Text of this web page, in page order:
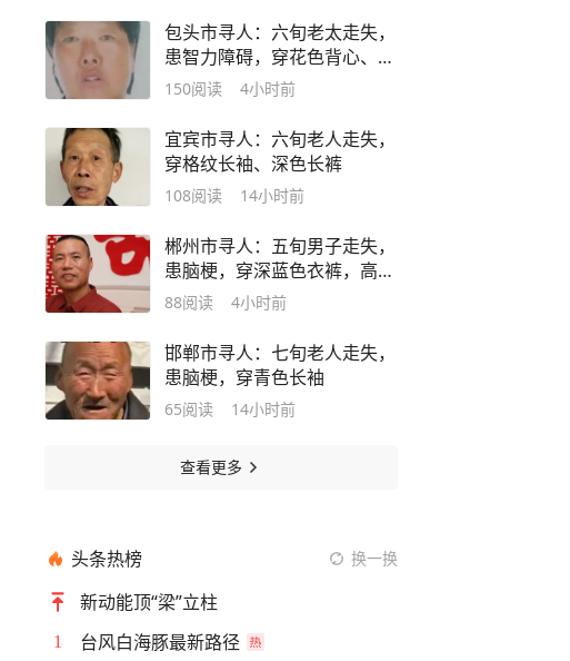
包头市寻人：六旬老太走失，
患智力障碍，穿花色背心、花
色裤子
150阅读 4小时前
宜宾市寻人：六旬老人走失，
穿格纹长袖、深色长裤
108阅读 14小时前
郴州市寻人：五旬男子走失，
患脑梗，穿深蓝色衣裤，高约
1米7
88阅读 4小时前
邯郸市寻人：七旬老人走失，
患脑梗，穿青色长袖
65阅读 14小时前
查看更多
头条热榜 换一换
新动能顶“梁”立柱
1 台风白海豚最新路径